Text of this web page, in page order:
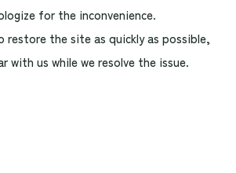
for the inconvenience.
restore the site as quickly as possible,
with us while we resolve the issue.